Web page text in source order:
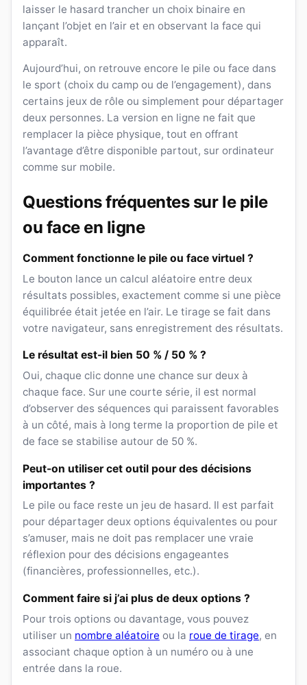
laisser le hasard trancher un choix binaire en
lançant l’objet en l’air et en observant la face qui
apparaît.
Aujourd’hui, on retrouve encore le pile ou face dans
le sport (choix du camp ou de l’engagement), dans
certains jeux de rôle ou simplement pour départager
deux personnes. La version en ligne ne fait que
remplacer la pièce physique, tout en offrant
l’avantage d’être disponible partout, sur ordinateur
comme sur mobile.
Questions fréquentes sur le pile
ou face en ligne
Comment fonctionne le pile ou face virtuel ?
Le bouton lance un calcul aléatoire entre deux
résultats possibles, exactement comme si une pièce
équilibrée était jetée en l’air. Le tirage se fait dans
votre navigateur, sans enregistrement des résultats.
Le résultat est-il bien 50 % / 50 % ?
Oui, chaque clic donne une chance sur deux à
chaque face. Sur une courte série, il est normal
d’observer des séquences qui paraissent favorables
à un côté, mais à long terme la proportion de pile et
de face se stabilise autour de 50 %.
Peut-on utiliser cet outil pour des décisions
importantes ?
Le pile ou face reste un jeu de hasard. Il est parfait
pour départager deux options équivalentes ou pour
s’amuser, mais ne doit pas remplacer une vraie
réflexion pour des décisions engageantes
(financières, professionnelles, etc.).
Comment faire si j’ai plus de deux options ?
Pour trois options ou davantage, vous pouvez
utiliser un nombre aléatoire ou la roue de tirage, en
associant chaque option à un numéro ou à une
entrée dans la roue.